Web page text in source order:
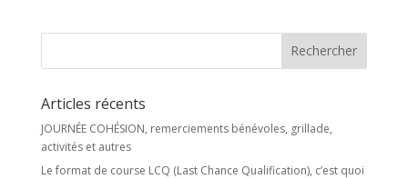
Articles récents
JOURNÉE COHÉSION, remerciements bénévoles, grillade,
activités et autres
Le format de course LCQ (Last Chance Qualification), c’est quoi